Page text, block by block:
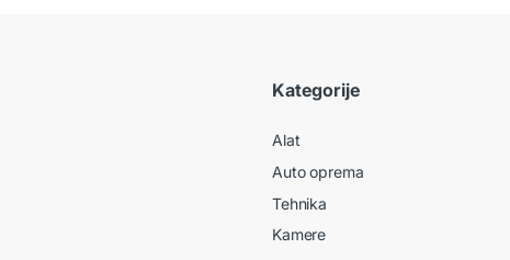
Kategorije
Alat
Auto oprema
Tehnika
Kamere